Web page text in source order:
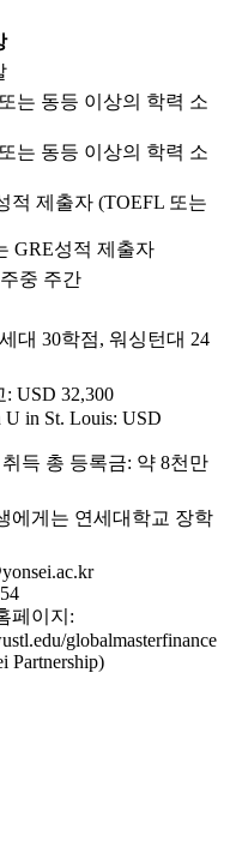
는 동등 이상의 학력 소
는 동등 이상의 학력 소
적 제출자 (TOEFL 또는
GRE성적 제출자
중 주간
대 30학점, 워싱턴대 24
USD 32,300
U in St. Louis: USD
득 총 등록금: 약 8천만
에게는 연세대학교 장학
페이지:
globalmasterfinance
Partnership)